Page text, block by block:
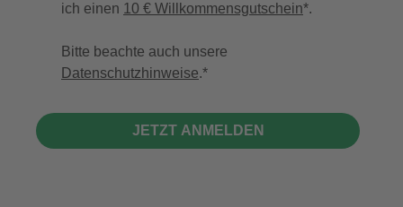
ich einen 10 € Willkommensgutschein*.
Bitte beachte auch unsere
Datenschutzhinweise.
JETZT ANMELDEN